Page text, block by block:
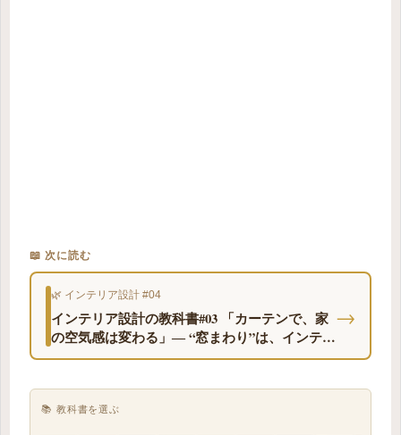
📖 次に読む
🌿 インテリア設計 #04
インテリア設計の教科書#03 「カーテンで、家
の空気感は変わる」― “窓まわり”は、インテリ
アの半分です
→
📚 教科書を選ぶ